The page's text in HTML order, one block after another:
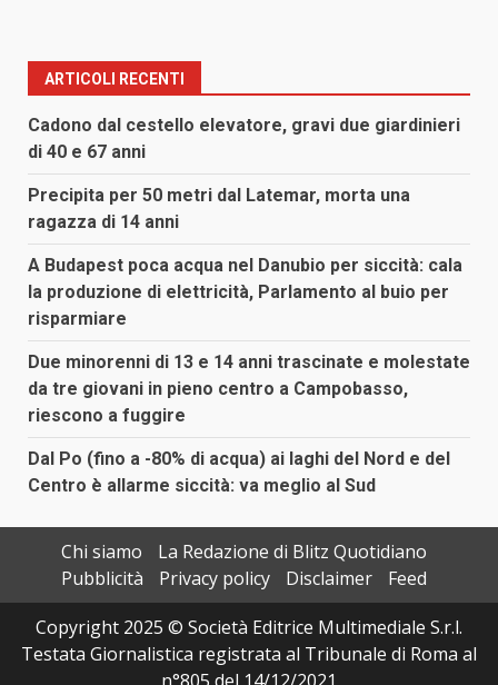
ARTICOLI RECENTI
Cadono dal cestello elevatore, gravi due giardinieri
di 40 e 67 anni
Precipita per 50 metri dal Latemar, morta una
ragazza di 14 anni
A Budapest poca acqua nel Danubio per siccità: cala
la produzione di elettricità, Parlamento al buio per
risparmiare
Due minorenni di 13 e 14 anni trascinate e molestate
da tre giovani in pieno centro a Campobasso,
riescono a fuggire
Dal Po (fino a -80% di acqua) ai laghi del Nord e del
Centro è allarme siccità: va meglio al Sud
Chi siamo
La Redazione di Blitz Quotidiano
Pubblicità
Privacy policy Disclaimer
Feed
Copyright 2025 © Società Editrice Multimediale S.r.l.
Testata Giornalistica registrata al Tribunale di Roma al